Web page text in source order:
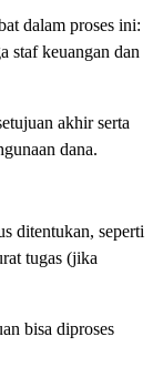
dalam proses ini:
staf keuangan dan
akhir serta
dana.
ditentukan, seperti
tugas (jika
bisa diproses